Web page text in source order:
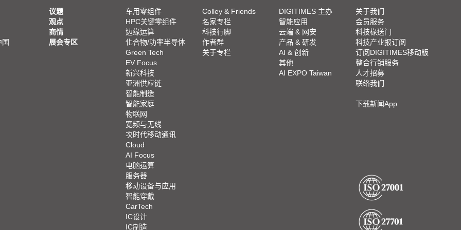
议题
观点
商情
展会专区
车用零组件
HPC关键零组件
边缘运算
化合物/功率半导体
Green Tech
EV Focus
新兴科技
亚洲供应链
智能制造
智能家庭
物联网
宽频与无线
次时代移动通讯
Cloud
AI Focus
电脑运算
服务器
移动设备与应用
智能穿戴
CarTech
IC设计
IC制造
Colley & Friends
名家专栏
科技行脚
作者群
关于专栏
DIGITIMES 主办
智能应用
云端 & 网安
产品 & 研发
AI & 创新
其他
AI EXPO Taiwan
关于我们
会员服务
科技椽送门
科技产业报订阅
订阅DIGITIMES移动版
整合行销服务
人才招募
联络我们
下载新闻App